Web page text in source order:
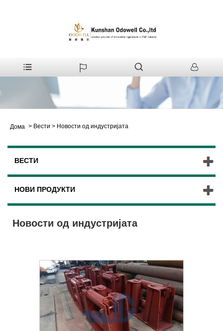
Дома > Вести > Новости од индустријата
ВЕСТИ
НОВИ ПРОДУКТИ
Новости од индустријата